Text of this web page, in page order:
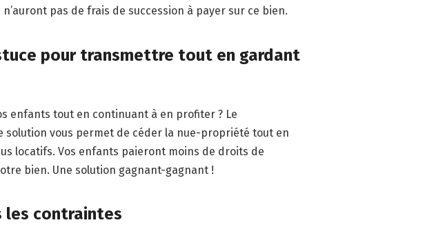
pas de frais de succession à payer sur ce bien.
pour transmettre tout en gardant
enfants tout en continuant à en profiter ? Le
solution vous permet de céder la nue-propriété tout en
locatifs. Vos enfants paieront moins de droits de
bien. Une solution gagnant-gagnant !
les contraintes